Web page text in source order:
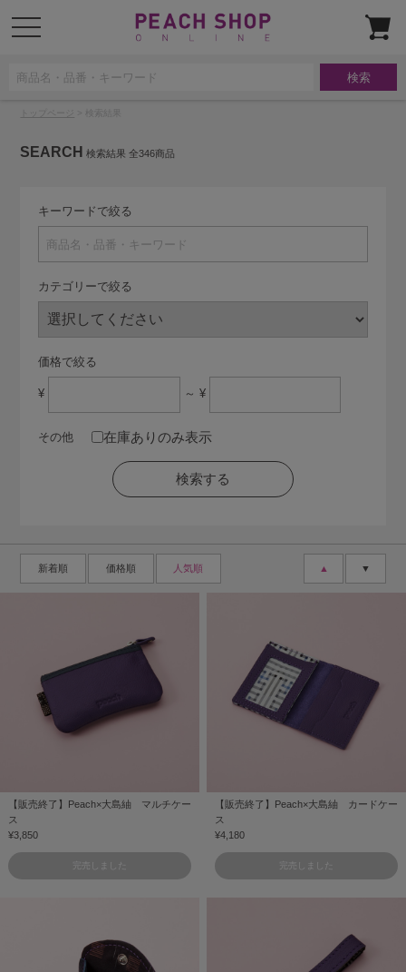
t
o
> 検索結果
SEARCH 検索結果 全346商品
キーワードで絞る
カテゴリーで絞る
価格で絞る
¥ ～ ¥
その他 在庫ありのみ表示
新着順 価格順 人気順 ▼
▲
【販売終了】Peach×大島紬 マルチケー
ス
¥3,850
完売しました
【販売終了】Peach×大島紬 カードケー
ス
¥4,180
完売しました